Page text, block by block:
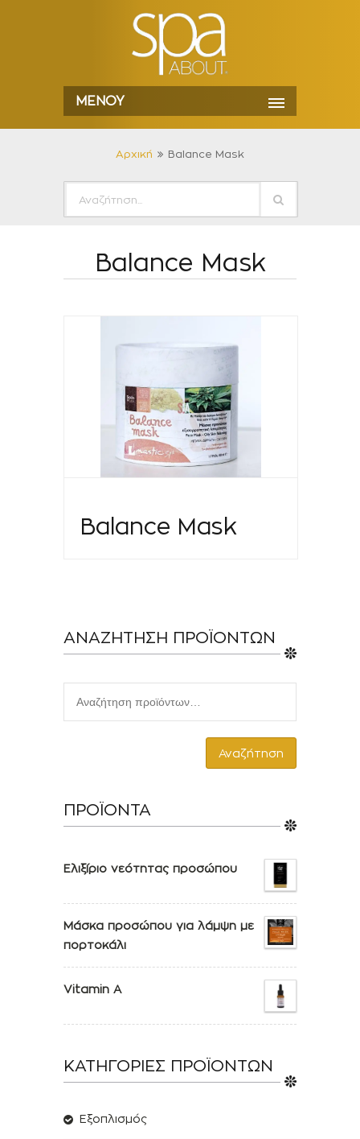
ΜΕΝΟΎ
Αρχική Balance Mask
Balance Mask
Balance Mask
ΑΝΑΖΗΤΗΣΗ ΠΡΟΪΟΝΤΩΝ
Αναζήτηση
ΠΡΟΪΟΝΤΑ
Ελιξίριο νεότητας προσώπου
Μάσκα προσώπου για λάμψη με
πορτοκάλι
Vitamin A
ΚΑΤΗΓΟΡΙΕΣ ΠΡΟΪΟΝΤΩΝ
Εξοπλισμός